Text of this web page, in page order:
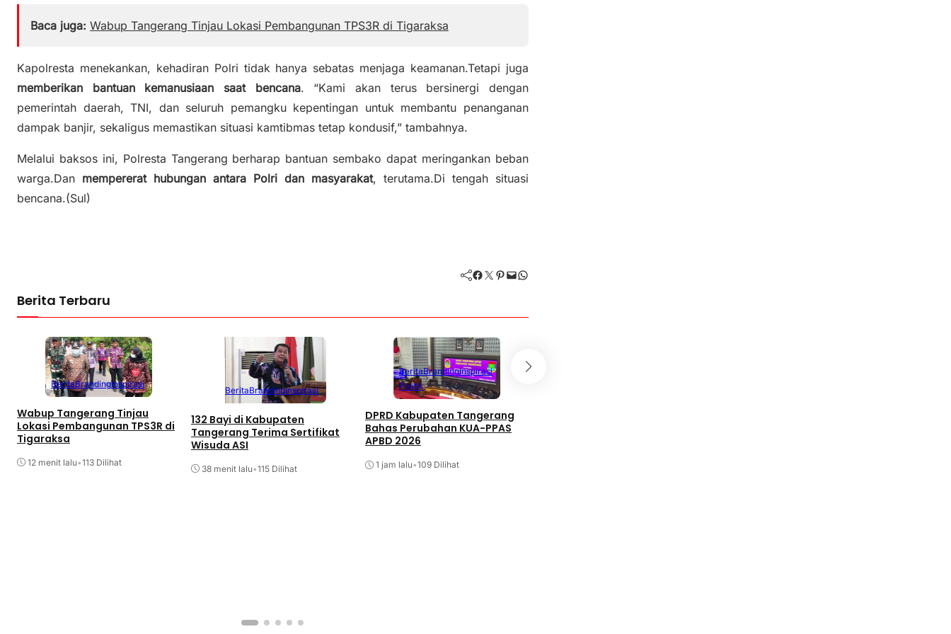
Baca juga: Wabup Tangerang Tinjau Lokasi Pembangunan TPS3R di Tigaraksa
Kapolresta menekankan, kehadiran Polri tidak hanya sebatas menjaga keamanan.Tetapi juga
memberikan bantuan kemanusiaan saat bencana. “Kami akan terus bersinergi dengan
pemerintah daerah, TNI, dan seluruh pemangku kepentingan untuk membantu penanganan
dampak banjir, sekaligus memastikan situasi kamtibmas tetap kondusif,” tambahnya.
Melalui baksos ini, Polresta Tangerang berharap bantuan sembako dapat meringankan beban
warga.Dan mempererat hubungan antara Polri dan masyarakat, terutama.Di tengah situasi
bencana.(Sul)
Facebook Twitter Pinterest Mail WhatsApp
Berita Terbaru
BeritaBrandingInspirasi
Wabup Tangerang Tinjau
Lokasi Pembangunan TPS3R di
Tigaraksa
12 menit lalu•113 Dilihat
BeritaBrandingInspirasi
132 Bayi di Kabupaten
Tangerang Terima Sertifikat
Wisuda ASI
38 menit lalu•115 Dilihat
BeritaBrandingInspirasi
Politik
DPRD Kabupaten Tangerang
Bahas Perubahan KUA-PPAS
APBD 2026
1 jam lalu•109 Dilihat